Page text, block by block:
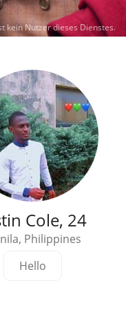
kein Nutzer dieses Dienstes.
Cole, 24
Philippines
Hello